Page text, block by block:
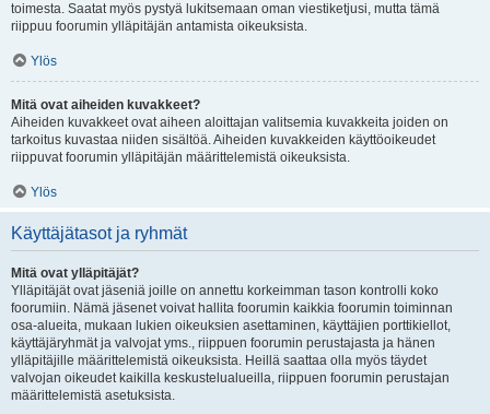
toimesta. Saatat myös pystyä lukitsemaan oman viestiketjusi, mutta tämä
riippuu foorumin ylläpitäjän antamista oikeuksista.
Ylös
Mitä ovat aiheiden kuvakkeet?
Aiheiden kuvakkeet ovat aiheen aloittajan valitsemia kuvakkeita joiden on
tarkoitus kuvastaa niiden sisältöä. Aiheiden kuvakkeiden käyttöoikeudet
riippuvat foorumin ylläpitäjän määrittelemistä oikeuksista.
Ylös
Käyttäjätasot ja ryhmät
Mitä ovat ylläpitäjät?
Ylläpitäjät ovat jäseniä joille on annettu korkeimman tason kontrolli koko
foorumiin. Nämä jäsenet voivat hallita foorumin kaikkia foorumin toiminnan
osa-alueita, mukaan lukien oikeuksien asettaminen, käyttäjien porttikiellot,
käyttäjäryhmät ja valvojat yms., riippuen foorumin perustajasta ja hänen
ylläpitäjille määrittelemistä oikeuksista. Heillä saattaa olla myös täydet
valvojan oikeudet kaikilla keskustelualueilla, riippuen foorumin perustajan
määrittelemistä asetuksista.